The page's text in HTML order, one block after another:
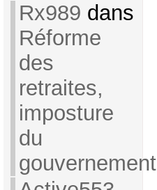
Rx989 dans
Réforme
des
retraites,
imposture
du
gouvernement